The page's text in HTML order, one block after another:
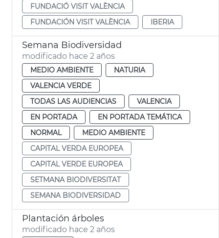
FUNDACIÓ VISIT VALÈNCIA
FUNDACIÓN VISIT VALÈNCIA
IBERIA
Semana Biodiversidad
modificado hace 2 años
MEDIO AMBIENTE
NATURIA
VALENCIA VERDE
TODAS LAS AUDIENCIAS
VALENCIA
EN PORTADA
EN PORTADA TEMÁTICA
NORMAL
MEDIO AMBIENTE
CAPITAL VERDA EUROPEA
CAPITAL VERDE EUROPEA
SETMANA BIODIVERSITAT
SEMANA BIODIVERSIDAD
Plantación árboles
modificado hace 2 años